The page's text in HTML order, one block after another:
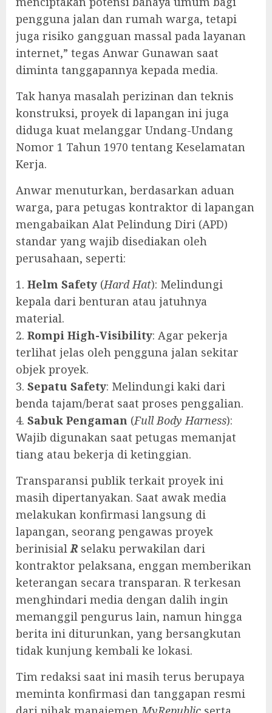
pengguna jalan dan rumah warga, tetapi
juga risiko gangguan massal pada layanan
internet,” tegas Anwar Gunawan saat
diminta tanggapannya kepada media.
‎Tak hanya masalah perizinan dan teknis
konstruksi, proyek di lapangan ini juga
diduga kuat melanggar Undang-Undang
Nomor 1 Tahun 1970 tentang Keselamatan
Kerja.
‎Anwar menuturkan, berdasarkan aduan
warga, para petugas kontraktor di lapangan
mengabaikan Alat Pelindung Diri (APD)
standar yang wajib disediakan oleh
perusahaan, seperti:
‎1. Helm Safety (Hard Hat): Melindungi
kepala dari benturan atau jatuhnya
material.
‎2. Rompi High-Visibility: Agar pekerja
terlihat jelas oleh pengguna jalan sekitar
objek proyek.
‎3. Sepatu Safety: Melindungi kaki dari
benda tajam/berat saat proses penggalian.
‎4. Sabuk Pengaman (Full Body Harness):
Wajib digunakan saat petugas memanjat
tiang atau bekerja di ketinggian.
‎Transparansi publik terkait proyek ini
masih dipertanyakan. Saat awak media
melakukan konfirmasi langsung di
lapangan, seorang pengawas proyek
berinisialR selaku perwakilan dari
kontraktor pelaksana, enggan memberikan
keterangan secara transparan. R terkesan
menghindari media dengan dalih ingin
memanggil pengurus lain, namun hingga
berita ini diturunkan, yang bersangkutan
tidak kunjung kembali ke lokasi.
‎Tim redaksi saat ini masih terus berupaya
meminta konfirmasi dan tanggapan resmi